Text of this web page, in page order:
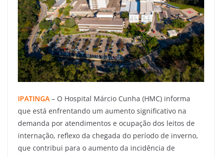
IPATINGA – O Hospital Márcio Cunha (HMC) informa
que está enfrentando um aumento significativo na
demanda por atendimentos e ocupação dos leitos de
internação, reflexo da chegada do período de inverno,
que contribui para o aumento da incidência de